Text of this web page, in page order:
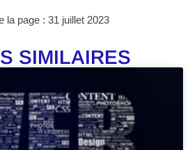
la page : 31 juillet 2023
SIMILAIRES